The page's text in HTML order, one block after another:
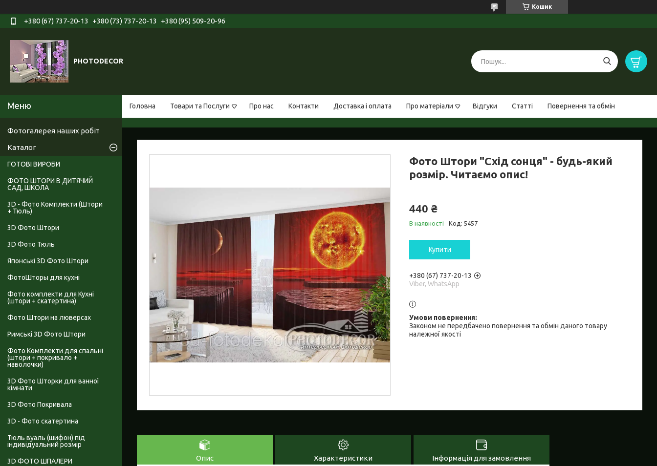
Кошик
+380 (67) 737-20-13 +380 (73) 737-20-13 +380 (95) 509-20-96
PHOTODECOR
Головна Товари та Послуги Про нас Контакти Доставка і оплата Про матеріали Відгуки Статті Повернення та обмін
Фото Штори "Схід сонця" - будь-який
розмір. Читаємо опис!
440 ₴
В наявності Код: 5457
Купити
+380 (67) 737-20-13
Viber, WhatsApp
Законом не передбачено повернення та обмін даного товару
належної якості
Опис Характеристики Інформація для замовлення
Фотогалерея наших робіт
Каталог
ГОТОВІ ВИРОБИ
ФОТО ШТОРИ В ДИТЯЧИЙ
САД, ШКОЛА
3D - Фото Комплекти (Штори
+ Тюль)
3D Фото Штори
3D Фото Тюль
Японські 3D Фото Штори
ФотоШторы для кухні
Фото комплекти для Кухні
(штори + скатертина)
Фото Штори на люверсах
Римські 3D Фото Штори
Фото Комплекти для спальні
(штори + покривало +
наволочки)
3D Фото Шторки для ванної
кімнати
3D Фото Покривала
3D - Фото скатертина
Тюль вуаль (шифон) під
індивідуальний розмір
3D ФОТО ШПАЛЕРИ